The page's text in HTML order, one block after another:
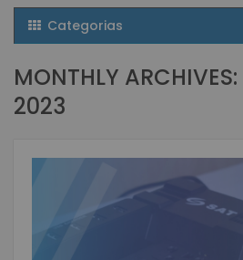
Categorias
MONTHLY
2023